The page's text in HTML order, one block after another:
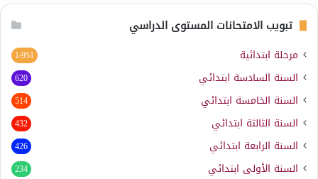
تبويب الامتحانات المستوى الدراسي
مرحلة ابتدائية 1٬951
السنة السادسة ابتدائي 620
السنة الخامسة ابتدائي 514
السنة الثالثة ابتدائي 432
السنة الرابعة ابتدائي 426
السنة الأولى ابتدائي 234